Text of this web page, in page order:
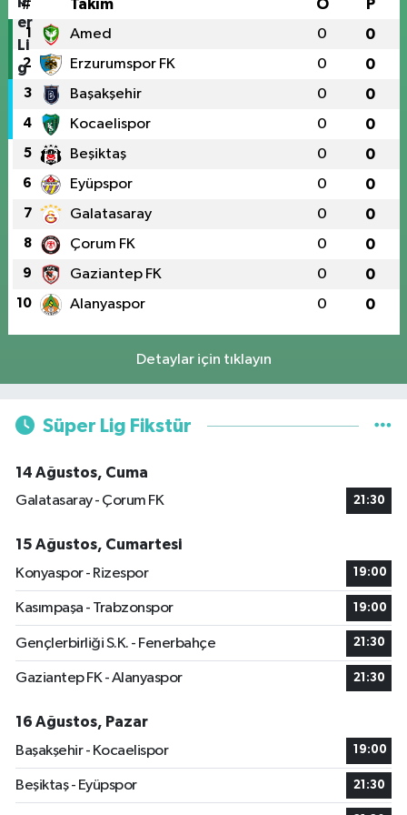
# Takım O P
1 Amed 0 0
2 Erzurumspor FK 0 0
3 Başakşehir 0 0
4 Kocaelispor 0 0
5 Beşiktaş 0 0
6 Eyüpspor 0 0
7 Galatasaray 0 0
8 Çorum FK 0 0
9 Gaziantep FK 0 0
10 Alanyaspor 0 0
Detaylar için tıklayın
Süper Lig Fikstür
14 Ağustos, Cuma
Galatasaray - Çorum FK
21:30
15 Ağustos, Cumartesi
Konyaspor - Rizespor
19:00
Kasımpaşa - Trabzonspor 19:00
Gençlerbirliği S.K. - Fenerbahçe 21:30
Gaziantep FK - Alanyaspor 21:30
16 Ağustos, Pazar
Başakşehir - Kocaelispor
19:00
Beşiktaş - Eyüpspor 21:30